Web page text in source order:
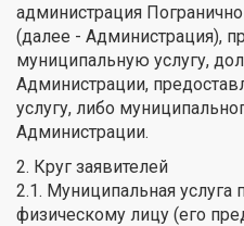
администрация
(далее - Администрация),
муниципальную услугу,
Администрации,
услугу, либо
Администрации.
2. Круг заявителей
2.1. Муниципальная услуга
физическому лицу (его